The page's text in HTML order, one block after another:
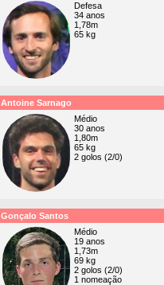
Defesa
34 anos
1,78m
65 kg
Antoine Sarnago
Médio
30 anos
1,80m
65 kg
2 golos (2/0)
Gonçalo Santos
Médio
19 anos
1,73m
69 kg
2 golos (2/0)
1 nomeação